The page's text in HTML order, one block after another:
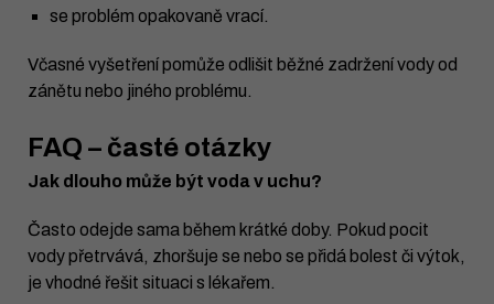
se problém opakovaně vrací.
Včasné vyšetření pomůže odlišit běžné zadržení vody od
zánětu nebo jiného problému.
FAQ – časté otázky
Jak dlouho může být voda v uchu?
Často odejde sama během krátké doby. Pokud pocit
vody přetrvává, zhoršuje se nebo se přidá bolest či výtok,
je vhodné řešit situaci s lékařem.